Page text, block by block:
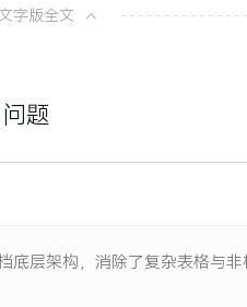
100分简历官方
字版全文
题
层架构，消除了复杂表格与